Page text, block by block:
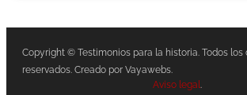
Copyright © Testimonios para la historia. Todos los
reservados. Creado por Vayawebs.
Aviso legal.